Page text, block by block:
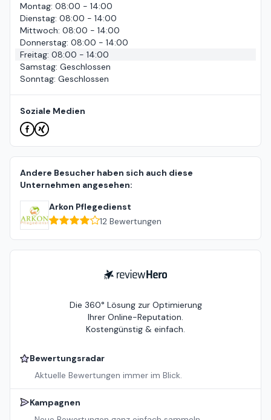
Montag: 08:00 - 14:00
Dienstag: 08:00 - 14:00
Mittwoch: 08:00 - 14:00
Donnerstag: 08:00 - 14:00
Freitag: 08:00 - 14:00
Samstag: Geschlossen
Sonntag: Geschlossen
Soziale Medien
Andere Besucher haben sich auch diese
Unternehmen angesehen:
Arkon Pflegedienst
12 Bewertungen
ReviewHero
Die 360° Lösung zur Optimierung
Ihrer Online-Reputation.
Kostengünstig & einfach.
Bewertungsradar
Aktuelle Bewertungen immer im Blick.
Kampagnen